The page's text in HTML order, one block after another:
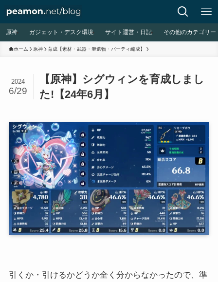
原神 ガジェット・デスク環境 サイト運営・日記 その他のカテゴリー
ホーム 原神 育成【素材・武器・聖遺物・パーティ編成】
【原神】シグウィンを育成しまし
た!【24年6月】
2024
6/29
引くか・引けるかどうか全く分からなかったので、準